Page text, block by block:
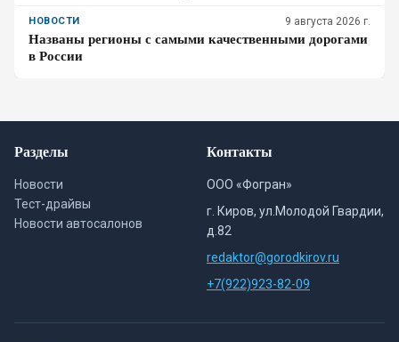
НОВОСТИ 9 августа 2026 г.
Названы регионы с самыми качественными дорогами
в России
Разделы
Новости
Тест-драйвы
Новости автосалонов
Контакты
ООО «Фогран»
г. Киров, ул.Молодой Гвардии,
д.82
redaktor@gorodkirov.ru
+7(922)923-82-09